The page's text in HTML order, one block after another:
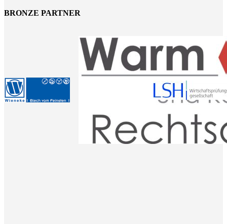
BRONZE PARTNER